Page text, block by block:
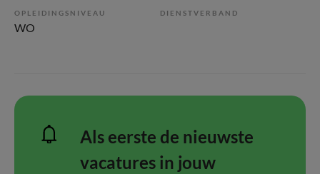
OPLEIDINGSNIVEAU
WO
DIENSTVERBAND
Als eerste de nieuwste
vacatures in jouw